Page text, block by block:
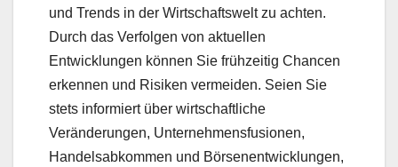
und Trends in der Wirtschaftswelt zu achten.
Durch das Verfolgen von aktuellen
Entwicklungen können Sie frühzeitig Chancen
erkennen und Risiken vermeiden. Seien Sie
stets informiert über wirtschaftliche
Veränderungen, Unternehmensfusionen,
Handelsabkommen und Börsenentwicklungen,